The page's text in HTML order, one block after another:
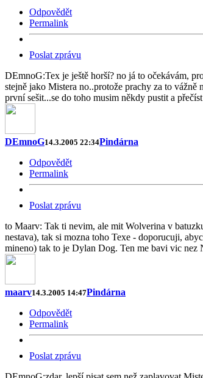
Odpovědět
Permalink
Poslat zprávu
DEmnoG:Tex je ještě horší? no já to očekávám,
stejně jako Mistera no..protože prachy za to
první sešit...se do toho musim někdy pustit a
DEmnoG14.3.2005 22:34Pindárna
Odpovědět
Permalink
Poslat zprávu
to Maarv: Tak ti nevim, ale mit Wolverina v
nestava), tak si mozna toho Texe - doporucuji,
mineno) tak to je Dylan Dog. Ten me bavi vic
maarv14.3.2005 14:47Pindárna
Odpovědět
Permalink
Poslat zprávu